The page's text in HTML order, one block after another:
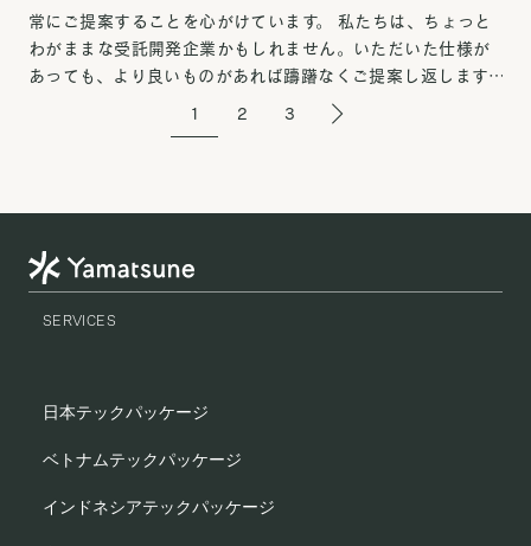
常にご提案することを心がけています。 私たちは、ちょっと
わがままな受託開発企業かもしれません。いただいた仕様が
あっても、より良いものがあれば躊躇なくご提案し返します。
より良い素材で安価にできる方法があれば、それもご提案し
1 2 3
SERVICES
日本テックパッケージ
ベトナムテックパッケージ
インドネシアテックパッケージ